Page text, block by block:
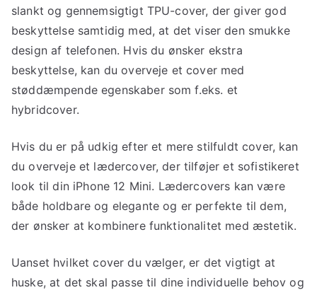
slankt og gennemsigtigt TPU-cover, der giver god
beskyttelse samtidig med, at det viser den smukke
design af telefonen. Hvis du ønsker ekstra
beskyttelse, kan du overveje et cover med
støddæmpende egenskaber som f.eks. et
hybridcover.
Hvis du er på udkig efter et mere stilfuldt cover, kan
du overveje et lædercover, der tilføjer et sofistikeret
look til din iPhone 12 Mini. Lædercovers kan være
både holdbare og elegante og er perfekte til dem,
der ønsker at kombinere funktionalitet med æstetik.
Uanset hvilket cover du vælger, er det vigtigt at
huske, at det skal passe til dine individuelle behov og